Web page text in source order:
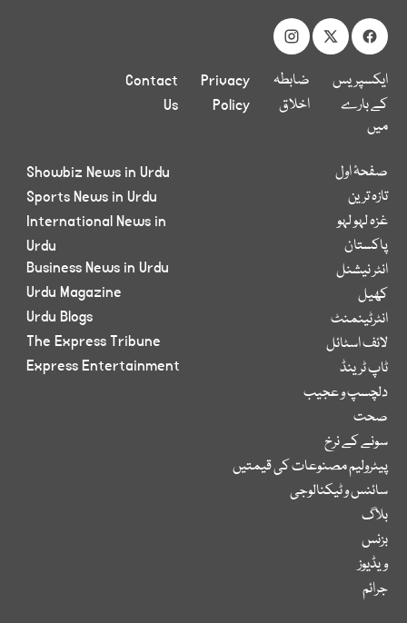
ایکسپریس
کے بارے
میں
ضابطہ
اخلاق
Privacy
Policy
Contact
Us
صفحۂ اول
تازہ ترین
غزہ لہو لہو
پاکستان
انٹر نیشنل
کھیل
انٹرٹینمنٹ
لائف اسٹائل
ٹاپ ٹرینڈ
دلچسپ و عجیب
صحت
سونے کے نرخ
پیٹرولیم مصنوعات کی قیمتیں
سائنس و ٹیکنالوجی
بلاگ
بزنس
ویڈیوز
جرائم
Showbiz News in Urdu
Sports News in Urdu
International News in
Urdu
Business News in Urdu
Urdu Magazine
Urdu Blogs
The Express Tribune
Express Entertainment